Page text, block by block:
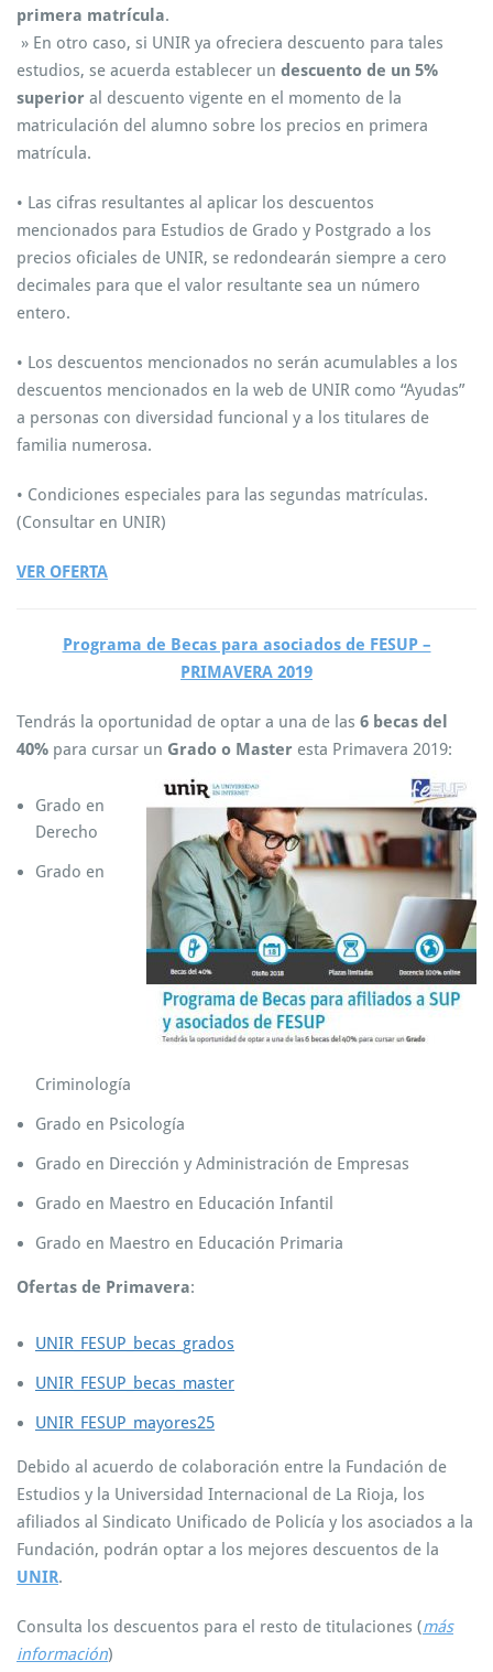
primera matrícula.
» En otro caso, si UNIR ya ofreciera descuento para tales
estudios, se acuerda establecer un descuento de un 5%
superior al descuento vigente en el momento de la
matriculación del alumno sobre los precios en primera
matrícula.
• Las cifras resultantes al aplicar los descuentos
mencionados para Estudios de Grado y Postgrado a los
precios oficiales de UNIR, se redondearán siempre a cero
decimales para que el valor resultante sea un número
entero.
• Los descuentos mencionados no serán acumulables a los
descuentos mencionados en la web de UNIR como “Ayudas”
a personas con diversidad funcional y a los titulares de
familia numerosa.
• Condiciones especiales para las segundas matrículas.
(Consultar en UNIR)
VER OFERTA
Programa de Becas para asociados de FESUP –
PRIMAVERA 2019
Tendrás la oportunidad de optar a una de las 6 becas del
40% para cursar un Grado o Master esta Primavera 2019:
Grado en
Derecho
Grado en
Criminología
Grado en Psicología
Grado en Dirección y Administración de Empresas
Grado en Maestro en Educación Infantil
Grado en Maestro en Educación Primaria
Ofertas de Primavera:
UNIR_FESUP_becas_grados
UNIR_FESUP_becas_master
UNIR_FESUP_mayores25
Debido al acuerdo de colaboración entre la Fundación de
Estudios y la Universidad Internacional de La Rioja, los
afiliados al Sindicato Unificado de Policía y los asociados a la
Fundación, podrán optar a los mejores descuentos de la
UNIR.
Consulta los descuentos para el resto de titulaciones (más
información)